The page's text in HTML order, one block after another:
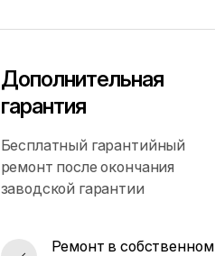
Дополнительная
гарантия
Бесплатный гарантийный
ремонт после окончания
заводской гарантии
Ремонт в собственном